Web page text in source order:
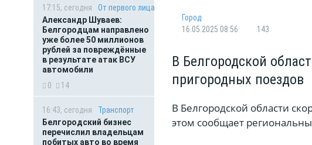
17:15, сегодня
От первого лица
Александр Шуваев:
Белгородцам направлено
уже более 50 миллионов
рублей за повреждённые
в результате атак ВСУ
автомобили
0
14
16:43, сегодня
Транспорт
Белгородский бизнес
перечислил владельцам
побитых авто во время
Город
16.05.2025 08:56
143
В Белгородской
пригородных поездов
В Белгородской области
этом сообщает